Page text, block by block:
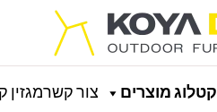
קטלוג מוצרים צור קשרמגזין